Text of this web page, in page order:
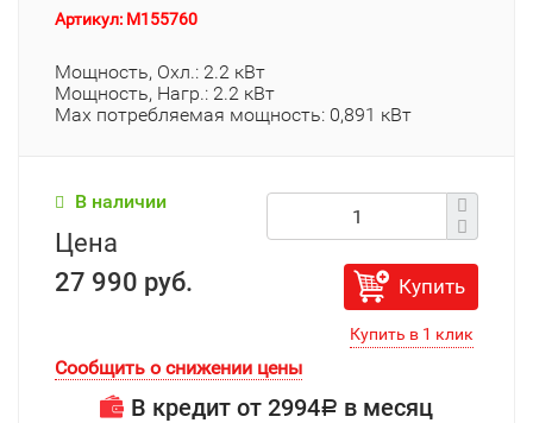
Артикул: M155760
Мощность, Охл.: 2.2 кВт
Мощность, Нагр.: 2.2 кВт
Max потребляемая мощность: 0,891 кВт
В наличии
Цена
27 990 руб.
Купить
Сообщить о снижении цены
В кредит от 2994Р в месяц